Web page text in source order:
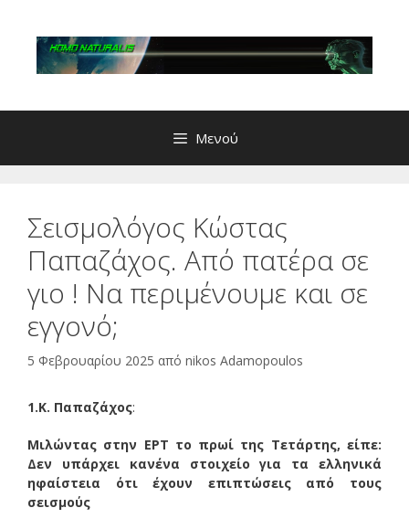
περιεχόμενο
Μενού
Σεισμολόγος Κώστας
Παπαζάχος. Από πατέρα σε
γιο ! Να περιμένουμε και σε
εγγονό;
5 Φεβρουαρίου 2025 από nikos Adamopoulos
1.Κ. Παπαζάχος:
Μιλώντας στην ΕΡΤ το πρωί της Τετάρτης, είπε:
Δεν υπάρχει κανένα στοιχείο για τα ελληνικά
ηφαίστεια ότι έχουν επιπτώσεις από τους
σεισμούς